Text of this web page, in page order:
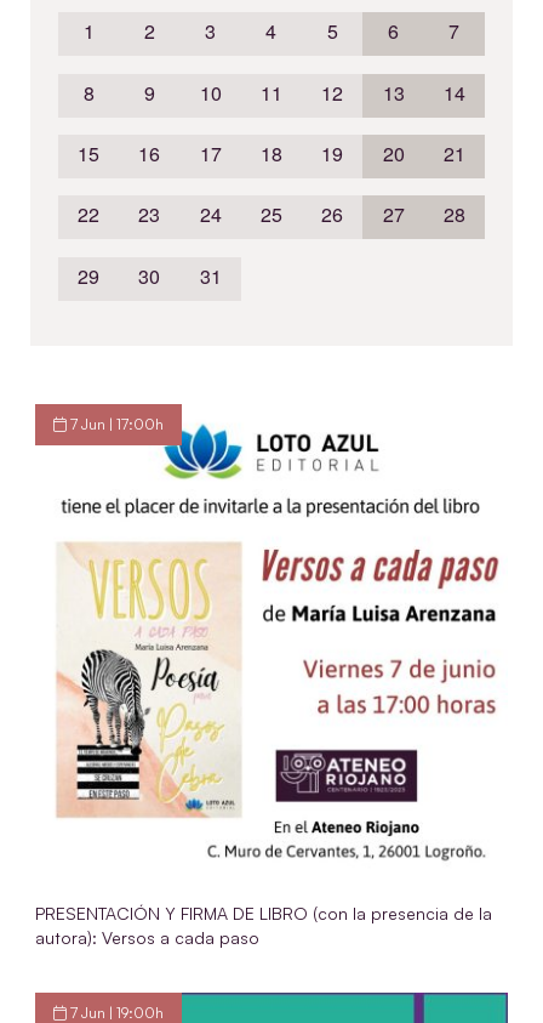
1
2 3 4 5 6 7
8 9 10 11 12 13 14
15 16 17 18 19 20 21
22 23 24 25 26 27 28
29 30 31
7 Jun | 17:00h
PRESENTACIÓN Y FIRMA DE LIBRO (con la presencia de la
autora): Versos a cada paso
7 Jun | 19:00h